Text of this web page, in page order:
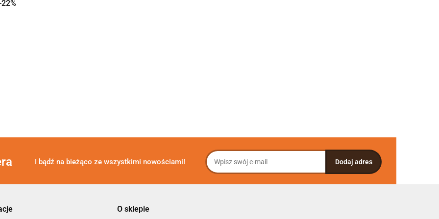
I bądź na bieżąco ze wszystkimi nowościami!
O sklepie